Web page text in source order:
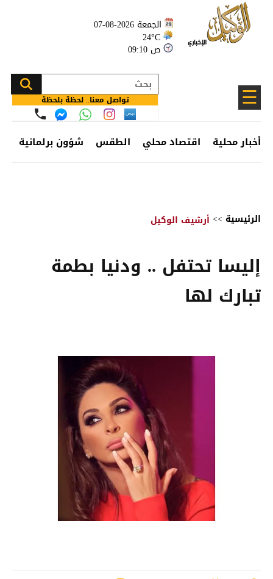
الجمعة 2026-08-07
24°C
09:10 ص
☰ تواصل معنا.. لحظة بلحظة
أخبار محلية اقتصاد محلي الطقس شؤون برلمانية
الرئيسية >> أرشيف الوكيل
إليسا تحتفل .. ودنيا بطمة
تبارك لها